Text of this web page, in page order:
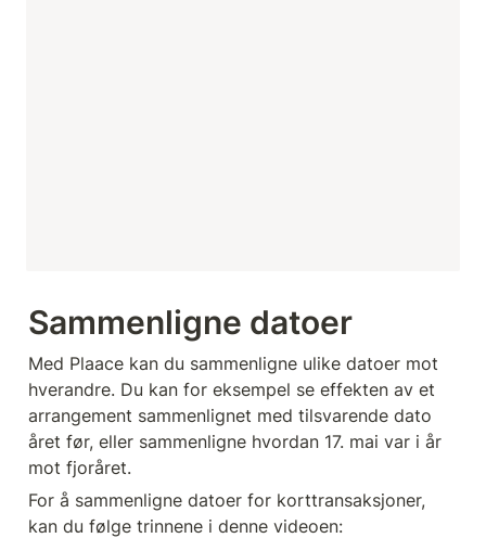
Sammenligne datoer
Med Plaace kan du sammenligne ulike datoer mot
hverandre. Du kan for eksempel se effekten av et
arrangement sammenlignet med tilsvarende dato
året før, eller sammenligne hvordan 17. mai var i år
mot fjoråret.
For å sammenligne datoer for korttransaksjoner,
kan du følge trinnene i denne videoen: